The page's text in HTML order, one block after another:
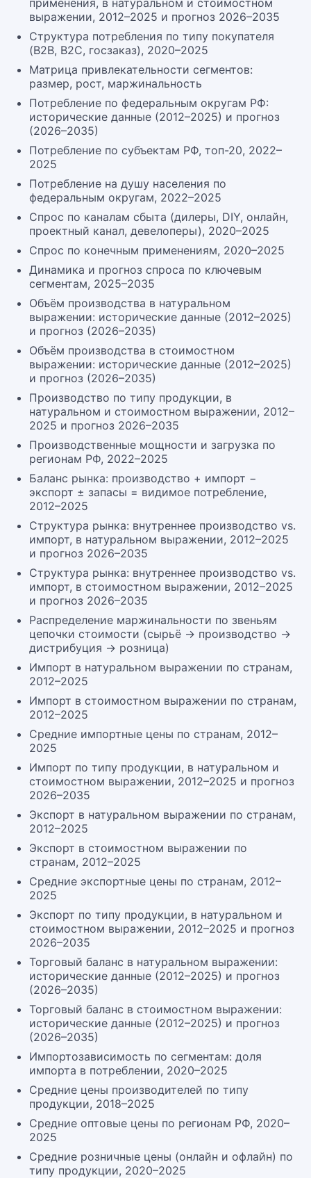
применения, в натуральном и стоимостном
выражении, 2012–2025 и прогноз 2026–2035
Структура потребления по типу покупателя
(B2B, B2C, госзаказ), 2020–2025
Матрица привлекательности сегментов:
размер, рост, маржинальность
Потребление по федеральным округам РФ:
исторические данные (2012–2025) и прогноз
(2026–2035)
Потребление по субъектам РФ, топ-20, 2022–
2025
Потребление на душу населения по
федеральным округам, 2022–2025
Спрос по каналам сбыта (дилеры, DIY, онлайн,
проектный канал, девелоперы), 2020–2025
Спрос по конечным применениям, 2020–2025
Динамика и прогноз спроса по ключевым
сегментам, 2025–2035
Объём производства в натуральном
выражении: исторические данные (2012–2025)
и прогноз (2026–2035)
Объём производства в стоимостном
выражении: исторические данные (2012–2025)
и прогноз (2026–2035)
Производство по типу продукции, в
натуральном и стоимостном выражении, 2012–
2025 и прогноз 2026–2035
Производственные мощности и загрузка по
регионам РФ, 2022–2025
Баланс рынка: производство + импорт −
экспорт ± запасы = видимое потребление,
2012–2025
Структура рынка: внутреннее производство vs.
импорт, в натуральном выражении, 2012–2025
и прогноз 2026–2035
Структура рынка: внутреннее производство vs.
импорт, в стоимостном выражении, 2012–2025
и прогноз 2026–2035
Распределение маржинальности по звеньям
цепочки стоимости (сырьё → производство →
дистрибуция → розница)
Импорт в натуральном выражении по странам,
2012–2025
Импорт в стоимостном выражении по странам,
2012–2025
Средние импортные цены по странам, 2012–
2025
Импорт по типу продукции, в натуральном и
стоимостном выражении, 2012–2025 и прогноз
2026–2035
Экспорт в натуральном выражении по странам,
2012–2025
Экспорт в стоимостном выражении по
странам, 2012–2025
Средние экспортные цены по странам, 2012–
2025
Экспорт по типу продукции, в натуральном и
стоимостном выражении, 2012–2025 и прогноз
2026–2035
Торговый баланс в натуральном выражении:
исторические данные (2012–2025) и прогноз
(2026–2035)
Торговый баланс в стоимостном выражении:
исторические данные (2012–2025) и прогноз
(2026–2035)
Импортозависимость по сегментам: доля
импорта в потреблении, 2020–2025
Средние цены производителей по типу
продукции, 2018–2025
Средние оптовые цены по регионам РФ, 2020–
2025
Средние розничные цены (онлайн и офлайн) по
типу продукции, 2020–2025